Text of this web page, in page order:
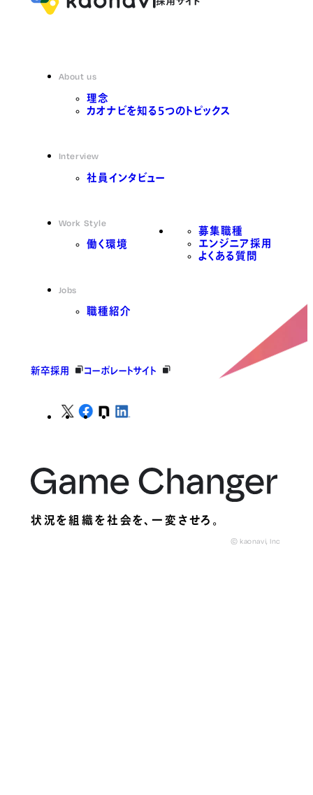
About us
理念
カオナビを知る5つのトピックス
Interview
社員インタビュー
Work Style
働く環境
Jobs
職種紹介
募集職種
エンジニア採用
よくある質問
新卒採用 コーポレートサイト
状況を組織を社会を、一変させろ。
© kaonavi, Inc